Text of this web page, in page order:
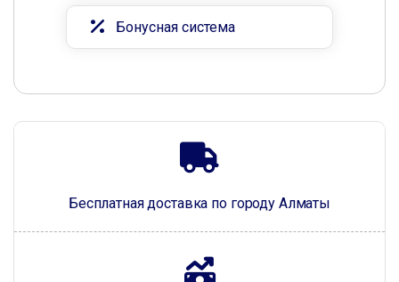
Бесплатная доставка по городу Алматы
Бонусная система